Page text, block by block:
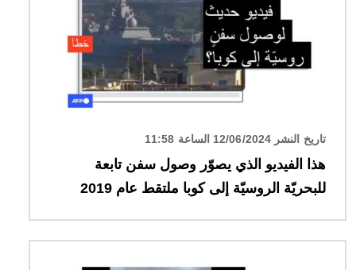
تاريخ النشر 12/06/2024 الساعة 11:58
هذا الفيديو الذي يصوّر وصول سفن تابعة
للبحريّة الروسيّة إلى كوبا ملتقط عام 2019